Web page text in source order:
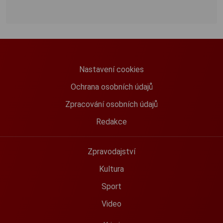
Nastavení cookies
Ochrana osobních údajů
Zpracování osobních údajů
Redakce
Zpravodajství
Kultura
Sport
Video